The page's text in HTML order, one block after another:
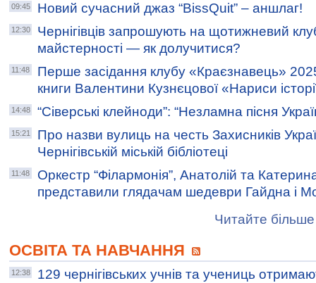
09:45 Новий сучасний джаз “BissQuit” – аншлаг!
12:30
Чернігівців запрошують на щотижневий
майстерності — як долучитися?
11:48
Перше засідання клубу «Краєзнавець»
книги Валентини Кузнєцової «Нариси
14:48 “Сіверські клейноди”: “Незламна пісня
15:21
Про назви вулиць на честь Захисників
Чернігівській міській бібліотеці
11:48
Оркестр “Філармонія”, Анатолій та
представили глядачам шедеври Гайдна і
Читайте більше
ОСВІТА ТА НАВЧАННЯ
12:38
129 чернiгiвських учнiв та учениць